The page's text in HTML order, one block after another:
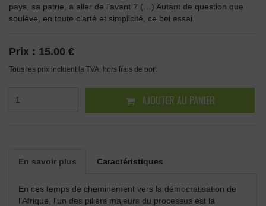
pays, sa patrie, à aller de l’avant ? (…) Autant de question que
soulève, en toute clarté et simplicité, ce bel essai.
Prix : 15.00 €
Tous les prix incluent la TVA, hors frais de port
AJOUTER AU PANIER
En savoir plus Caractéristiques
En ces temps de cheminement vers la démocratisation de
l’Afrique, l’un des piliers majeurs du processus est la